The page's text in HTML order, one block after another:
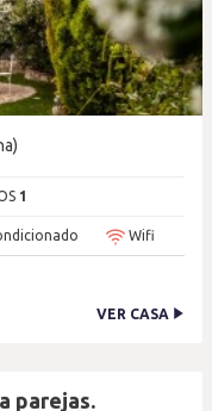
1
Wifi
VER CASA
parejas.